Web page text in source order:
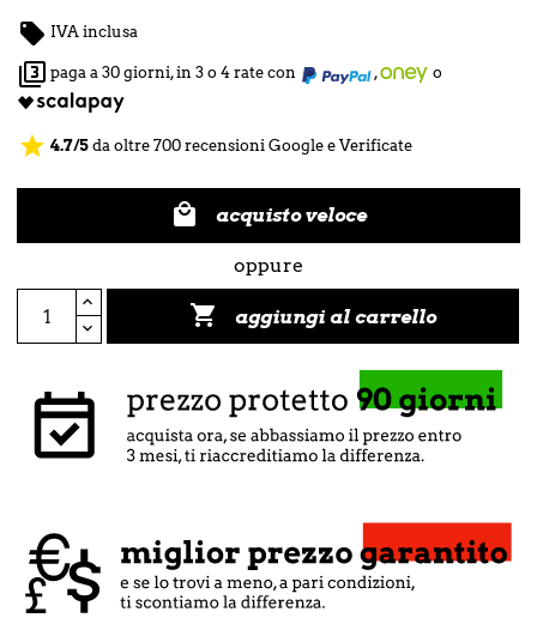
 IVA inclusa
 paga a 30 giorni, in 3 o 4 rate con , o
star 4.7/5 da oltre 700 recensioni Google e Verificate
 acquisto veloce
oppure
 aggiungi al carrello